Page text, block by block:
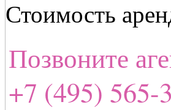
Стоимость
Позвоните
+7 (495) 565-